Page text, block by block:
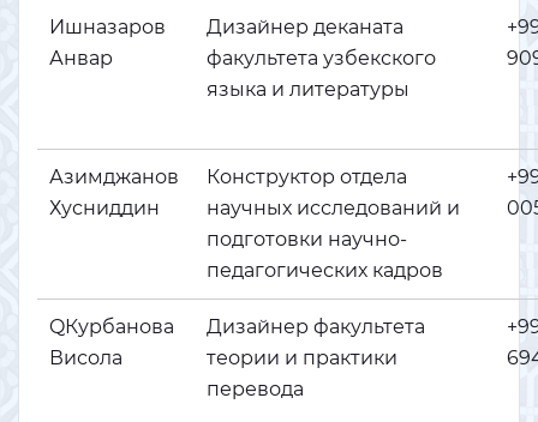
Ишназаров
Анвар
Дизайнер деканата
факультета узбекского
языка и литературы
Азимджанов
Хусниддин
Конструктор отдела
научных исследований и
подготовки научно-
педагогических кадров
QКурбанова
Висола
Дизайнер факультета
теории и практики
перевода